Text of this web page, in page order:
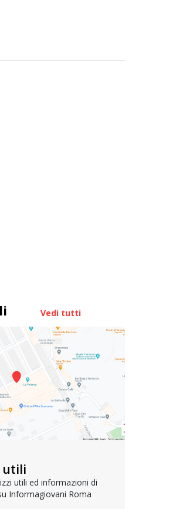
a 50 euro per
Vedi tutti
utili
utili ed informazioni di
Informagiovani Roma